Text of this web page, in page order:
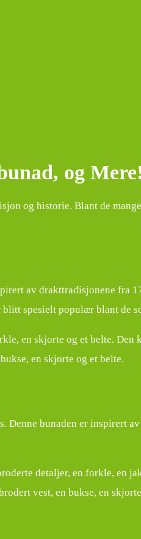
og
og historie. Blant de
av drakttradisjonene fra
spesielt populær blant de
en skjorte og et belte. Den
en skjorte og et belte.
Denne bunaden er inspirert
detaljer, en forkle, en
vest, en bukse, en